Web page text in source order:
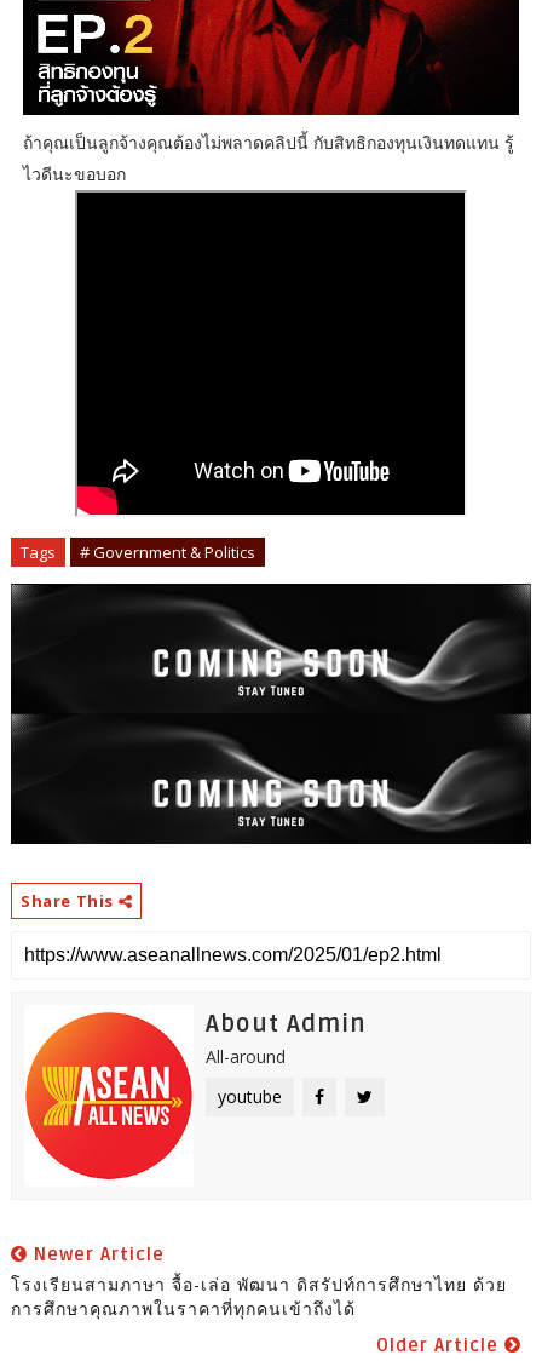
ถ้าคุณเป็นลูกจ้างคุณต้องไม่พลาดคลิปนี้ กับสิทธิกองทุนเงินทดแทน รู้
ไวดีนะขอบอก
Tags # Government & Politics
Share This
About Admin
All-around
youtube
Newer Article
โรงเรียนสามภาษา จื้อ-เล่อ พัฒนา ดิสรัปท์การศึกษาไทย ด้วย
การศึกษาคุณภาพในราคาที่ทุกคนเข้าถึงได้
Older Article